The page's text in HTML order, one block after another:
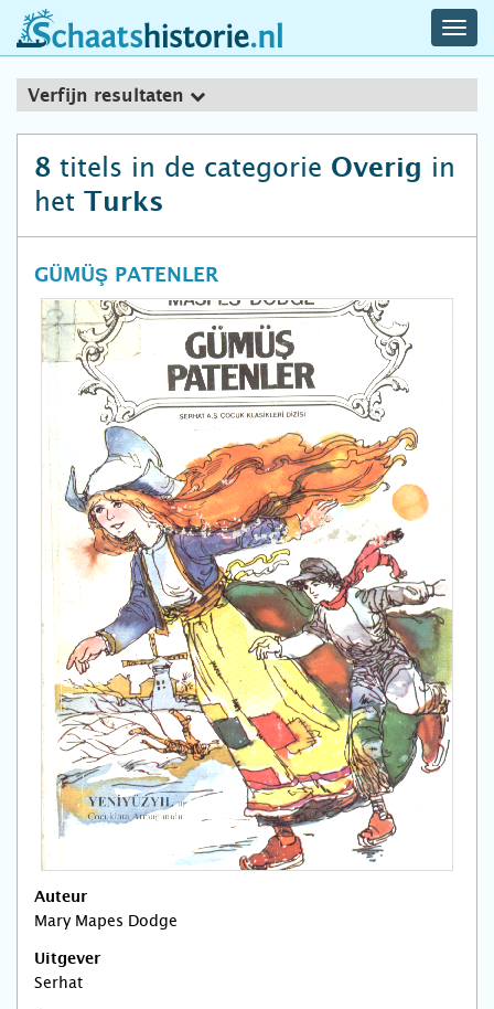
schaatshistorie.nl
Verfijn resultaten
8 titels in de categorie Overig in
het
Turks
GÜMÜŞ PATENLER
Auteur
Mary Mapes Dodge
Uitgever
Serhat